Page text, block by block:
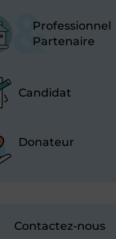
Professionnel
Partenaire
Candidat
Donateur
Contactez-nous